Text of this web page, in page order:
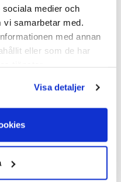
medier och
vi samarbetar med.
med annan
eller som de har
Visa detaljer
lamm
Aid är en mineral och